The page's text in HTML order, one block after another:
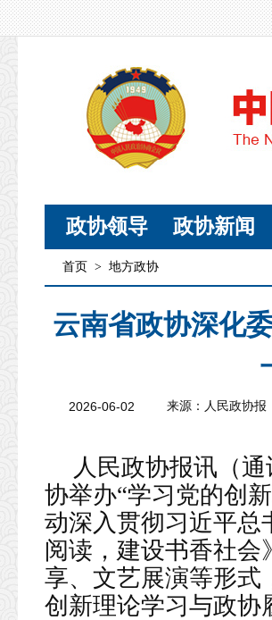
政协领导 政协新闻
首页 > 地方政协
云南省政协深化
2026-06-02 来源：人民政协报
人民政协报讯（
协举办“学习党的创
动深入贯彻习近平总
阅读，建设书香社
享、文艺展演等形式
创新理论学习与政协